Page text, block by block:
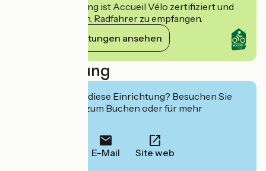
Diese Einrichtung ist Accueil Vélo zertifiziert und
verpflichtet sich, Radfahrer zu empfangen.
Ihre Verpflichtungen ansehen
Beschreibung
Interessiert Sie diese Einrichtung? Besuchen Sie
deren Website zum Buchen oder für mehr
E-Mail Site web